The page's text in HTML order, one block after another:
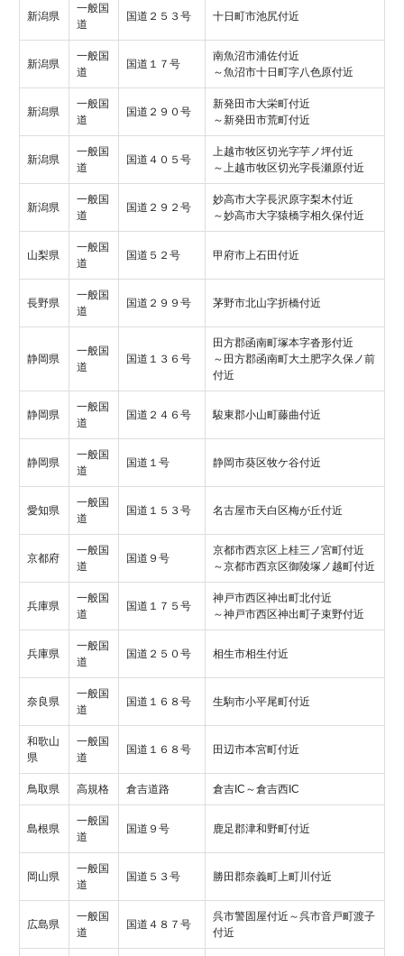
新潟県
一般国
道
国道２５３号 十日町市池尻付近
新潟県
一般国
道
国道１７号
南魚沼市浦佐付近
～魚沼市十日町字八色原付近
新潟県
一般国
道
国道２９０号
新発田市大栄町付近
～新発田市荒町付近
新潟県
一般国
道
国道４０５号
上越市牧区切光字芋ノ坪付近
～上越市牧区切光字長瀬原付近
新潟県
一般国
道
国道２９２号
妙高市大字長沢原字梨木付近
～妙高市大字猿橋字相久保付近
山梨県
一般国
道
国道５２号 甲府市上石田付近
長野県
一般国
道
国道２９９号 茅野市北山字折橋付近
静岡県
一般国
道
国道１３６号
田方郡函南町塚本字沓形付近
～田方郡函南町大土肥字久保ノ前
付近
静岡県
一般国
道
国道２４６号 駿東郡小山町藤曲付近
静岡県
一般国
道
国道１号 静岡市葵区牧ケ谷付近
愛知県
一般国
道
国道１５３号 名古屋市天白区梅が丘付近
京都府
一般国
道
国道９号
京都市西京区上桂三ノ宮町付近
～京都市西京区御陵塚ノ越町付近
兵庫県
一般国
道
国道１７５号
神戸市西区神出町北付近
～神戸市西区神出町子束野付近
兵庫県
一般国
道
国道２５０号 相生市相生付近
奈良県
一般国
道
国道１６８号 生駒市小平尾町付近
和歌山
県
一般国
道
国道１６８号 田辺市本宮町付近
鳥取県 高規格 倉吉道路 倉吉IC～倉吉西IC
島根県
一般国
道
国道９号 鹿足郡津和野町付近
岡山県
一般国
道
国道５３号 勝田郡奈義町上町川付近
広島県
一般国
道
国道４８７号
呉市警固屋付近～呉市音戸町渡子
付近